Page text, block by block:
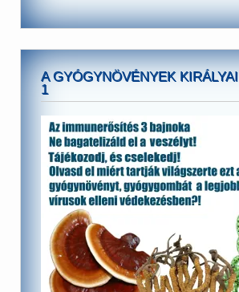
A GYÓGYNÖVÉNYEK
1